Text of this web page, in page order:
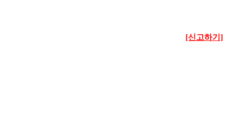
[신고하기]